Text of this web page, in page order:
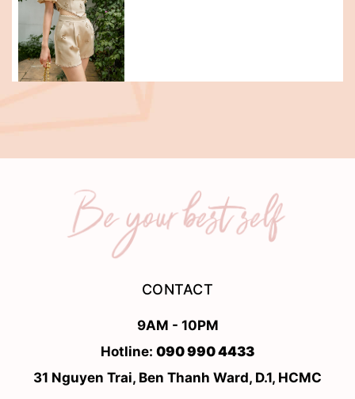
CONTACT
9AM - 10PM
Hotline: 090 990 4433
31 Nguyen Trai, Ben Thanh Ward, D.1, HCMC